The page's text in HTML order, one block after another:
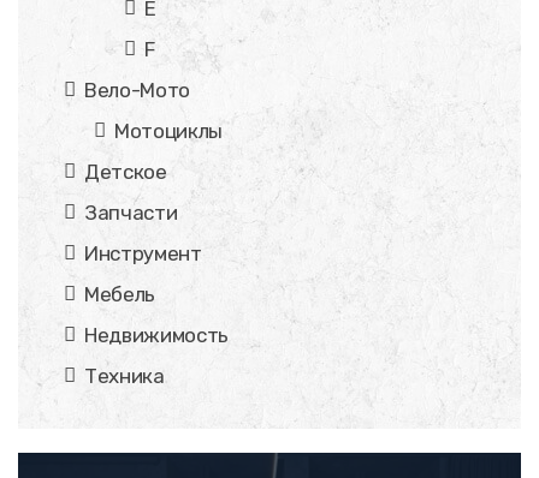
E
F
Вело-Мото
Мотоциклы
Детское
Запчасти
Инструмент
Мебель
Недвижимость
Техника